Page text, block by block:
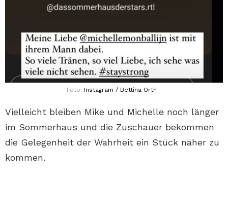
Foto: Instagram / Bettina Orth
Vielleicht bleiben Mike und Michelle noch länger
im Sommerhaus und die Zuschauer bekommen
die Gelegenheit der Wahrheit ein Stück näher zu
kommen.